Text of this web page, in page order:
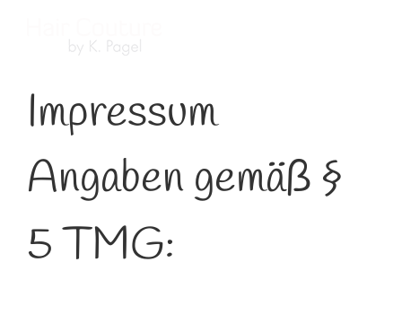
Impressum
Angaben gemäß §
5 TMG: